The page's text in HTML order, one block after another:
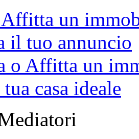
un
il tuo annuncio
o Affitta un
casa ideale